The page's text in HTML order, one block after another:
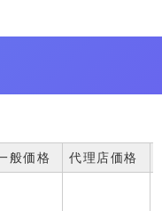
般価格 代理店価格